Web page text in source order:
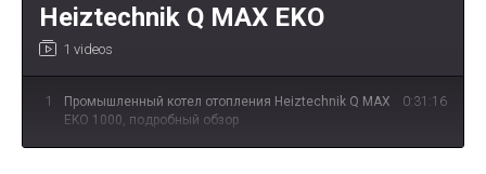
Heiztechnik Q MAX EKO
1 videos
1
Промышленный котел отопления Heiztechnik Q MAX
EKO 1000, подробный обзор
0:31:16